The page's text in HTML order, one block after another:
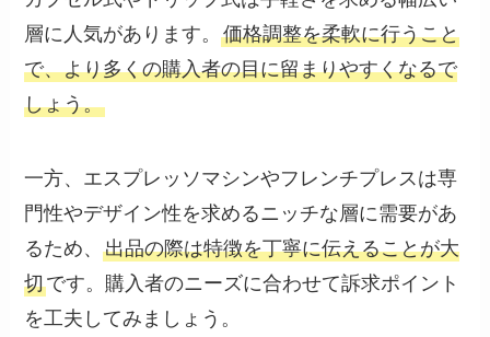
層に人気があります。価格調整を柔軟に行うこと
で、より多くの購入者の目に留まりやすくなるで
しょう。
一方、エスプレッソマシンやフレンチプレスは専
門性やデザイン性を求めるニッチな層に需要があ
るため、出品の際は特徴を丁寧に伝えることが大
切です。購入者のニーズに合わせて訴求ポイント
を工夫してみましょう。